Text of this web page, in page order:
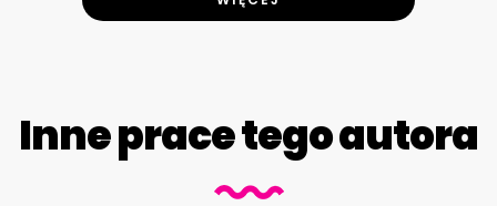
Inne prace tego autora